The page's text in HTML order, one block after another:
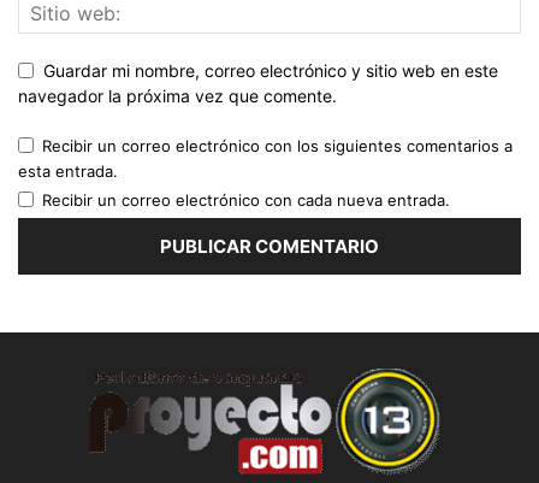
Guardar mi nombre, correo electrónico y sitio web en este
navegador la próxima vez que comente.
Recibir un correo electrónico con los siguientes comentarios a
esta entrada.
Recibir un correo electrónico con cada nueva entrada.